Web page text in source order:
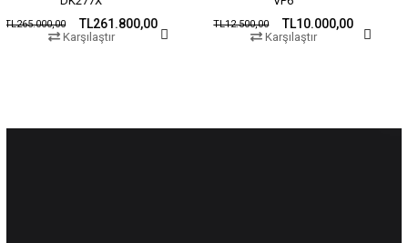
TL261.800,00 TL10.000,00
TL12.500,00
Karşılaştır
TL19.500,00